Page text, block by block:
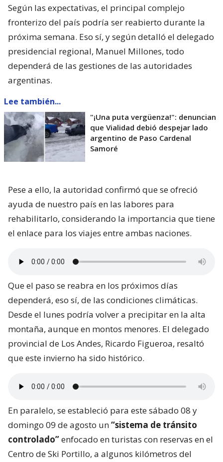
Según las expectativas, el principal complejo
fronterizo del país podría ser reabierto durante la
próxima semana. Eso sí, y según detalló el delegado
presidencial regional, Manuel Millones, todo
dependerá de las gestiones de las autoridades
argentinas.
Lee también...
"¡Una puta vergüenza!": denuncian
que Vialidad debió despejar lado
argentino de Paso Cardenal
Samoré
Pese a ello, la autoridad confirmó que se ofreció
ayuda de nuestro país en las labores para
rehabilitarlo, considerando la importancia que tiene
el enlace para los viajes entre ambas naciones.
Que el paso se reabra en los próximos días
dependerá, eso sí, de las condiciones climáticas.
Desde el lunes podría volver a precipitar en la alta
montaña, aunque en montos menores. El delegado
provincial de Los Andes, Ricardo Figueroa, resaltó
que este invierno ha sido histórico.
En paralelo, se estableció para este sábado 08 y
domingo 09 de agosto un“sistema de tránsito
controlado”enfocado en turistas con reservas en el
Centro de Ski Portillo, a algunos kilómetros del